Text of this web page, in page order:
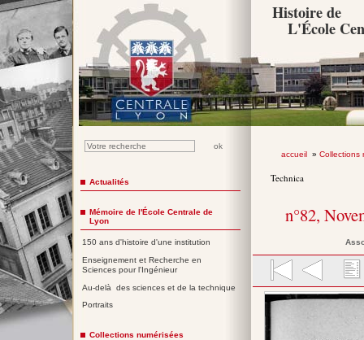
Histoire de
L'École
accueil» Collections
Technica
n°82,
Actualités
Mémoire de l'École Centrale de
Lyon
150 ans d'histoire d'une institution
Enseignement et Recherche en
Sciences pour l'Ingénieur
Au-delà des sciences et de la technique
Portraits
Collections numérisées